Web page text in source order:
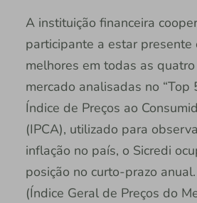
A instituição financeira
participante a estar presente
melhores em todas as
mercado analisadas no “Top
Índice de Preços ao
(IPCA), utilizado para
inflação no país, o Sicredi
posição no curto-prazo
(Índice Geral de Preços do